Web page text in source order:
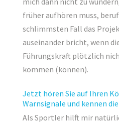
früher aufhören muss,
schlimmsten Fall das
auseinander bricht, wenn
Führungskraft plötzlich
kommen (können).
Jetzt hören Sie auf Ihren
Warnsignale und kennen
Als Sportler hilft mir